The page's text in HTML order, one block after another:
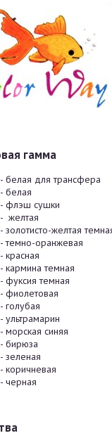
гамма
белая для трансфера
белая
флэш сушки
желтая
золотисто-желтая
темно-оранжевая
красная
кармина темная
фуксия темная
фиолетовая
голубая
ультрамарин
морская синяя
бирюза
зеленая
коричневая
черная